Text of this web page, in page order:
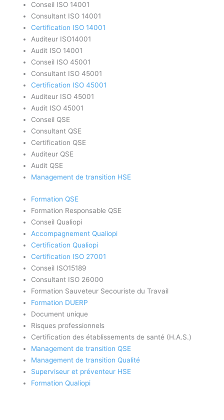
Conseil ISO 14001
Consultant ISO 14001
Certification ISO 14001
Auditeur ISO14001
Audit ISO 14001
Conseil ISO 45001
Consultant ISO 45001
Certification ISO 45001
Auditeur ISO 45001
Audit ISO 45001
Conseil QSE
Consultant QSE
Certification QSE
Auditeur QSE
Audit QSE
Management de transition HSE
Formation QSE
Formation Responsable QSE
Conseil Qualiopi
Accompagnement Qualiopi
Certification Qualiopi
Certification ISO 27001
Conseil ISO15189
Consultant ISO 26000
Formation Sauveteur Secouriste du Travail
Formation DUERP
Document unique
Risques professionnels
Certification des établissements de santé (H.A.S.)
Management de transition QSE
Management de transition Qualité
Superviseur et préventeur HSE
Formation Qualiopi